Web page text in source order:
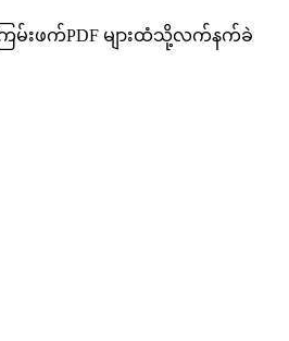
ြမ်းဖက်PDF များထံသို့လက်နက်ခဲ